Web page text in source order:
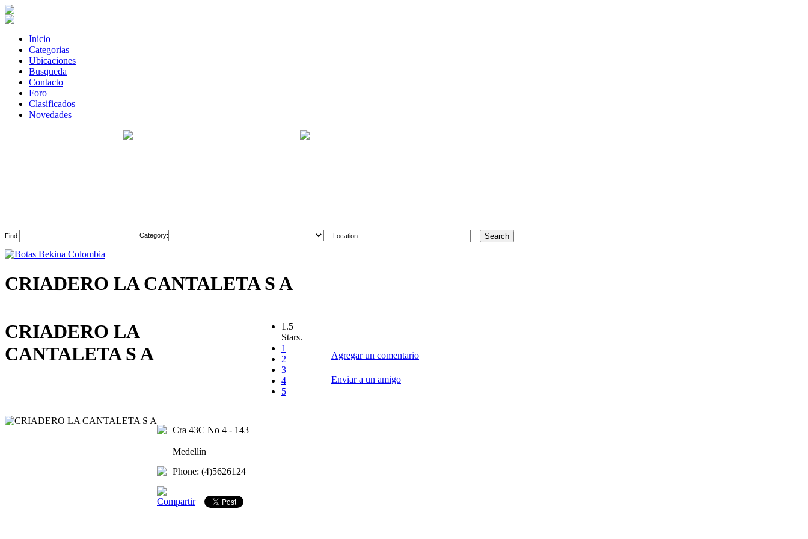
Inicio
Categorias
Ubicaciones
Busqueda
Contacto
Foro
Clasificados
Novedades
Find: Category: Location:
CRIADERO LA CANTALETA S A
CRIADERO LA
CANTALETA S A
1.5
Stars.
1
2
3
4
5
Cra 43C No 4 - 143
Medellín
Phone: (4)5626124
Compartir
Agregar un comentario
Enviar a un amigo